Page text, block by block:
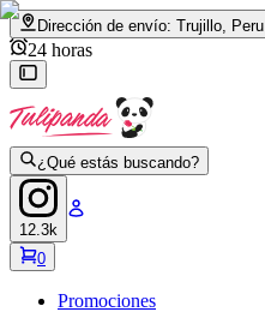
Dirección de envío: Trujillo, Peru
24 horas
¿Qué estás buscando?
12.3k
0
Promociones